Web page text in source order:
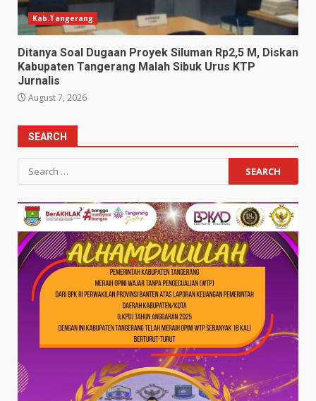
Kab.Tangerang
Ditanya Soal Dugaan Proyek Siluman Rp2,5 M, Diskan
Kabupaten Tangerang Malah Sibuk Urus KTP
Jurnalis
August 7, 2026
SEARCH
Search
for: